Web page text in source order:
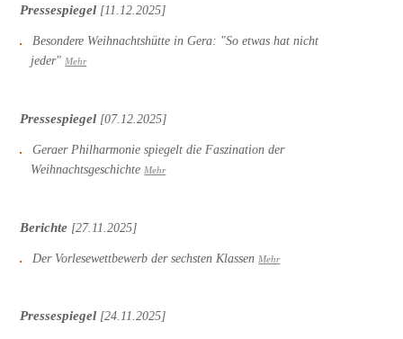
Pressespiegel [11.12.2025]
Besondere Weihnachtshütte in Gera: "So etwas hat nicht
jeder" Mehr
Pressespiegel [07.12.2025]
Geraer Philharmonie spiegelt die Faszination der
Weihnachtsgeschichte Mehr
Berichte [27.11.2025]
Der Vorlesewettbewerb der sechsten Klassen Mehr
Pressespiegel [24.11.2025]